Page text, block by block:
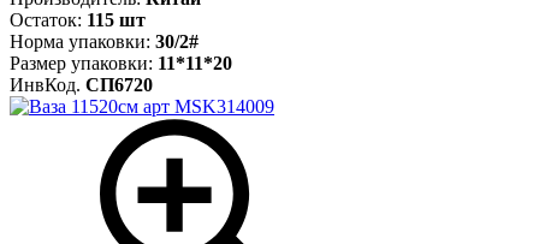
Остаток: 115 шт
Норма упаковки: 30/2#
Размер упаковки: 11*11*20
ИнвКод. СП6720